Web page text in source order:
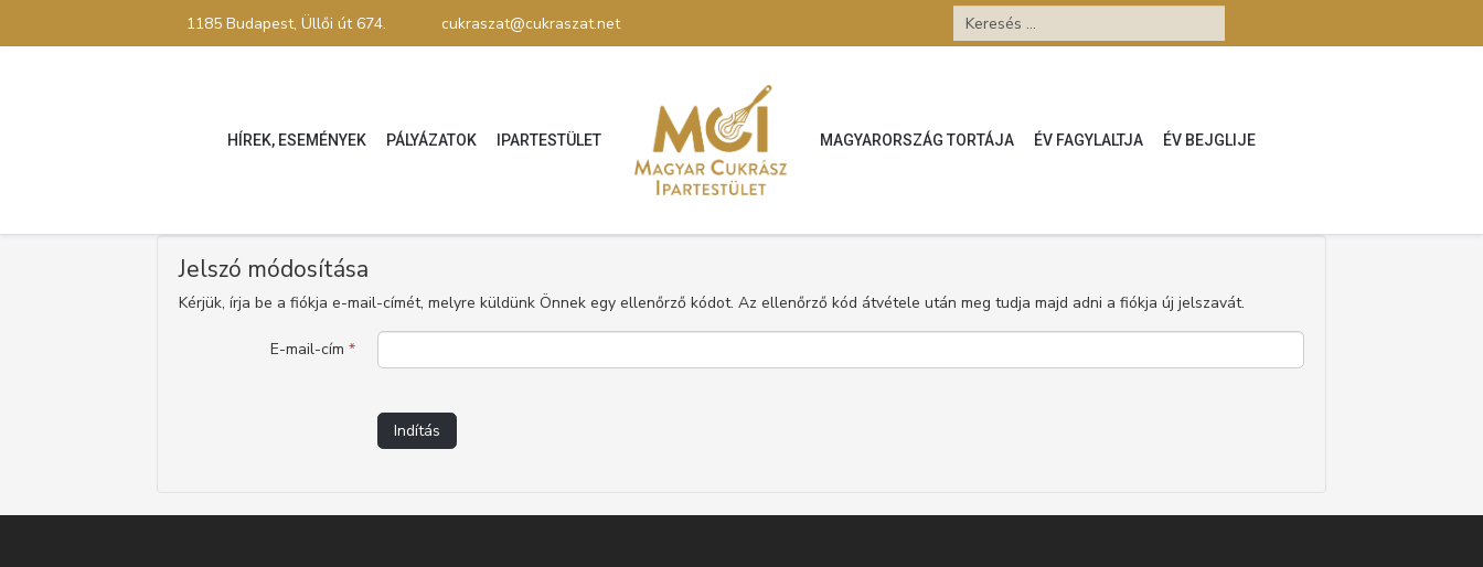
1185 Budapest, Üllői út 674. cukraszat@cukraszat.net
HÍREK, ESEMÉNYEK PÁLYÁZATOK IPARTESTÜLET MAGYARORSZÁG TORTÁJA ÉV FAGYLALTJA ÉV BEJGLIJE
Jelszó módosítása
Kérjük, írja be a fiókja e-mail-címét, melyre küldünk Önnek egy ellenőrző kódot. Az ellenőrző kód átvétele után meg tudja majd adni a fiókja új jelszavát.
E-mail-cím *
Indítás